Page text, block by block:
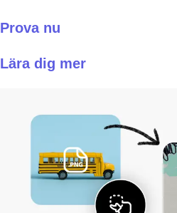
Prova nu
Lära dig mer